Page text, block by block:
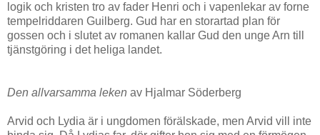
logik och kristen tro av fader Henri och i vapenlekar av forne
tempelriddaren Guilberg. Gud har en storartad plan för
gossen och i slutet av romanen kallar Gud den unge Arn till
tjänstgöring i det heliga landet.
Den allvarsamma leken av Hjalmar Söderberg
Arvid och Lydia är i ungdomen förälskade, men Arvid vill inte